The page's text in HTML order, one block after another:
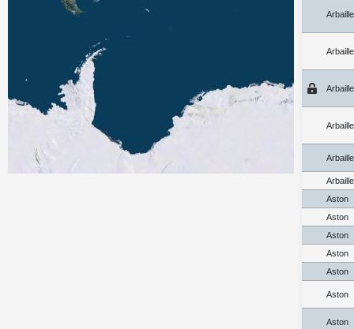
Aston
Aston
Aston
Aston
Aston
Aston
Aston